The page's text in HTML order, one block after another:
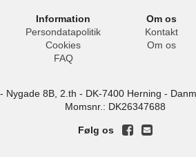
Information
Persondatapolitik
Cookies
FAQ
Om os
Kontakt
Om os
Nygade 8B, 2.th - DK-7400 Herning -
Momsnr.: DK26347688
Følg os